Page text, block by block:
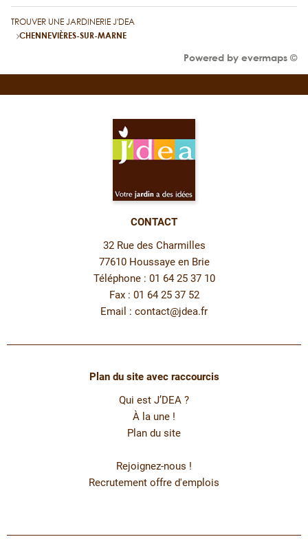
TROUVER UNE JARDINERIE J'DEA
CHENNEVIÈRES-SUR-MARNE
Powered by evermaps ©
CONTACT
32 Rue des Charmilles
77610 Houssaye en Brie
Téléphone : 01 64 25 37 10
Fax : 01 64 25 37 52
Email : contact@jdea.fr
Plan du site avec raccourcis
Qui est J’DEA ?
À la une !
Plan du site
Rejoignez-nous !
Recrutement offre d'emplois